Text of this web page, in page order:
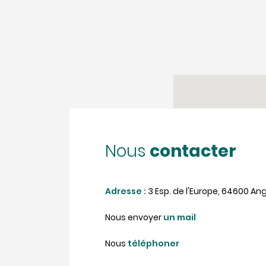
Nous contacter
Adresse : 3 Esp. de l'Europe, 64600
Nous envoyerun mail
Nous téléphoner